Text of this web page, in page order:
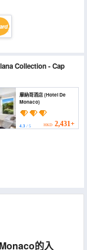
Collection - Cap
摩納哥酒店 (Hotel De
Monaco)
4.3/ 5 HKD 2,431+
的入